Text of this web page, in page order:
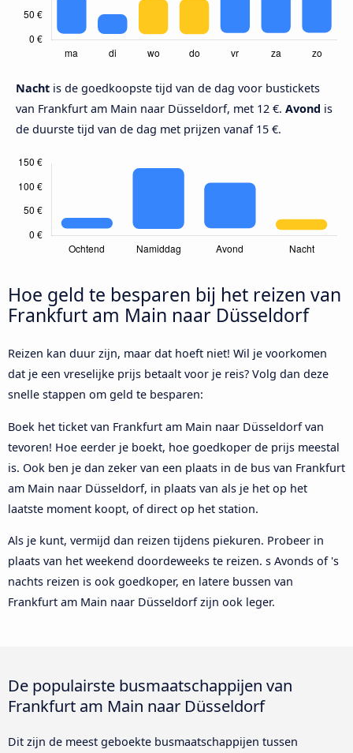
Nacht is de goedkoopste tijd van de dag voor bustickets
van Frankfurt am Main naar Düsseldorf, met 12 €. Avond is
de duurste tijd van de dag met prijzen vanaf 15 €.
Hoe geld te besparen bij het reizen van
Frankfurt am Main naar Düsseldorf
Reizen kan duur zijn, maar dat hoeft niet! Wil je voorkomen
dat je een vreselijke prijs betaalt voor je reis? Volg dan deze
snelle stappen om geld te besparen:
Boek het ticket van Frankfurt am Main naar Düsseldorf van
tevoren! Hoe eerder je boekt, hoe goedkoper de prijs meestal
is. Ook ben je dan zeker van een plaats in de bus van Frankfurt
am Main naar Düsseldorf, in plaats van als je het op het
laatste moment koopt, of direct op het station.
Als je kunt, vermijd dan reizen tijdens piekuren. Probeer in
plaats van het weekend doordeweeks te reizen. s Avonds of 's
nachts reizen is ook goedkoper, en latere bussen van
Frankfurt am Main naar Düsseldorf zijn ook leger.
De populairste busmaatschappijen van
Frankfurt am Main naar Düsseldorf
Dit zijn de meest geboekte busmaatschappijen tussen